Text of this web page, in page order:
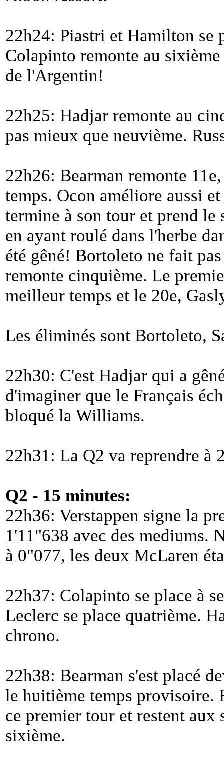
22h24: Piastri et Hamilton se
Colapinto remonte au
de l'Argentin!
22h25: Hadjar remonte au
pas mieux que neuvième.
22h26: Bearman remonte
temps. Ocon améliore aussi
termine à son tour et prend
en ayant roulé dans l'herbe
été gêné! Bortoleto ne fait
remonte cinquième. Le
meilleur temps et le 20e,
Les éliminés sont Bortoleto,
22h30: C'est Hadjar qui a
d'imaginer que le Français
bloqué la Williams.
22h31: La Q2 va reprendre à
Q2 - 15 minutes:
22h36: Verstappen signe la
1'11"638 avec des mediums.
à 0"077, les deux McLaren
22h37: Colapinto se place à
Leclerc se place quatrième.
chrono.
22h38: Bearman s'est placé
le huitième temps provisoire.
ce premier tour et restent aux
sixième.